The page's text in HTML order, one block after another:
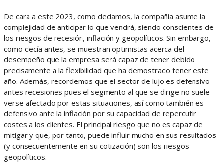
De cara a este 2023, como decíamos, la compañía asume la
complejidad de anticipar lo que vendrá, siendo conscientes de
los riesgos de recesión, inflación y geopolíticos. Sin embargo,
como decía antes, se muestran optimistas acerca del
desempeño que la empresa será capaz de tener debido
precisamente a la flexibilidad que ha demostrado tener este
año. Además, recordemos que el sector de lujo es defensivo
antes recesiones pues el segmento al que se dirige no suele
verse afectado por estas situaciones, así como también es
defensivo ante la inflación por su capacidad de repercutir
costes a los clientes. El principal riesgo que no es capaz de
mitigar y que, por tanto, puede influir mucho en sus resultados
(y consecuentemente en su cotización) son los riesgos
geopolíticos.